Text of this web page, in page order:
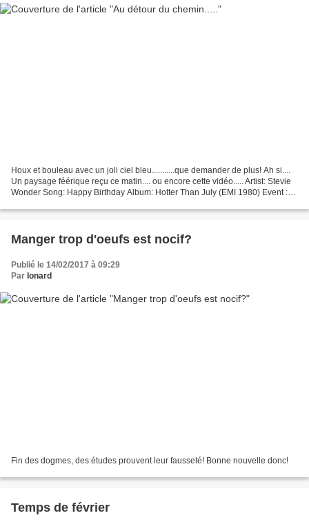
Houx et bouleau avec un joli ciel bleu...........que demander de plus! Ah si....
Un paysage féérique reçu ce matin.... ou encore cette vidéo..... Artist: Stevie
Wonder Song: Happy Birthday Album: Hotter Than July (EMI 1980) Event :
Manger trop d'oeufs est nocif?
Publié le 14/02/2017 à 09:29
Par Ionard
Fin des dogmes, des études prouvent leur fausseté! Bonne nouvelle donc!
Temps de février